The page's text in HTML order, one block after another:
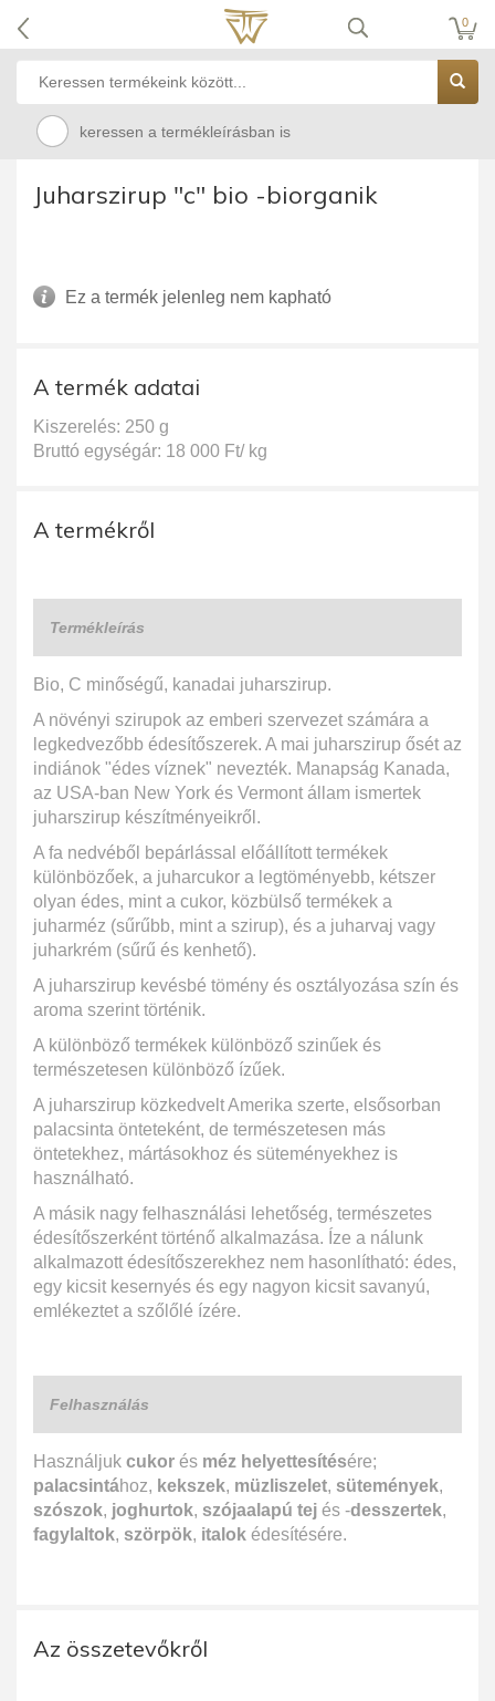
0
keressen a termékleírásban is
Juharszirup "c" bio -biorganik
Ez a termék jelenleg nem kapható
A termék adatai
Kiszerelés: 250 g
Bruttó egységár: 18 000 Ft/ kg
A termékről
Termékleírás
Bio, C minőségű, kanadai juharszirup.
A növényi szirupok az emberi szervezet számára a
legkedvezőbb édesítőszerek. A mai juharszirup ősét az
indiánok "édes víznek" nevezték. Manapság Kanada,
az USA-ban New York és Vermont állam ismertek
juharszirup készítményeikről.
A fa nedvéből bepárlással előállított termékek
különbözőek, a juharcukor a legtöményebb, kétszer
olyan édes, mint a cukor, közbülső termékek a
juharméz (sűrűbb, mint a szirup), és a juharvaj vagy
juharkrém (sűrű és kenhető).
A juharszirup kevésbé tömény és osztályozása szín és
aroma szerint történik.
A különböző termékek különböző szinűek és
természetesen különböző ízűek.
A juharszirup közkedvelt Amerika szerte, elsősorban
palacsinta önteteként, de természetesen más
öntetekhez, mártásokhoz és süteményekhez is
használható.
A másik nagy felhasználási lehetőség, természetes
édesítőszerként történő alkalmazása. Íze a nálunk
alkalmazott édesítőszerekhez nem hasonlítható: édes,
egy kicsit kesernyés és egy nagyon kicsit savanyú,
emlékeztet a szőlőlé ízére.
Felhasználás
Használjuk cukor és méz helyettesítésére;
palacsintához, kekszek, müzliszelet, sütemények,
szószok, joghurtok, szójaalapú tej és -desszertek,
fagylaltok, szörpök, italok édesítésére.
Az összetevőkről